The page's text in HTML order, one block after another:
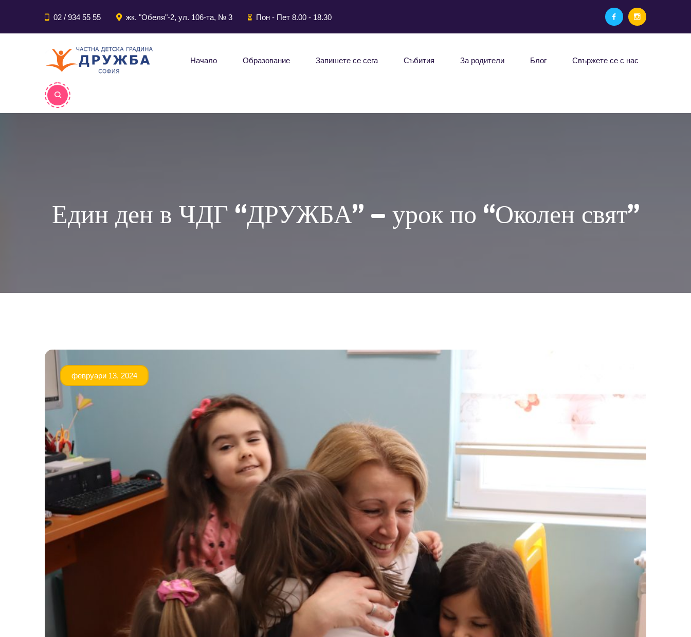
02 / 934 55 55 жк. "Обеля"-2, ул. 106-та, № 3 Пон - Пет 8.00 - 18.30
Начало Образование Запишете се сега Събития За родители Блог Свържете се с нас
Един ден в ЧДГ “ДРУЖБА” – урок по “Околен свят”
февруари 13, 2024